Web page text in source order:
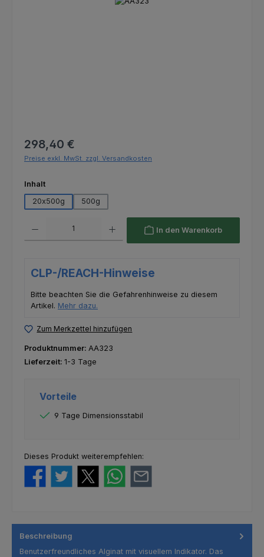
Regulärer Preis:
298,40 €
Preise exkl. MwSt. zzgl. Versandkosten
Inhaltauswählen
20x500g
500g
In den Warenkorb
CLP-/REACH-Hinweise
Bitte beachten Sie die Gefahrenhinweise zu diesem
Artikel. Mehr dazu.
Zum Merkzettel hinzufügen
Produktnummer: AA323
Lieferzeit: 1-3 Tage
Vorteile
9 Tage Dimensionsstabil
Dieses Produkt weiterempfehlen:
Beschreibung
Benutzerfreundliches Alginat mit visuellem Indikator. Das